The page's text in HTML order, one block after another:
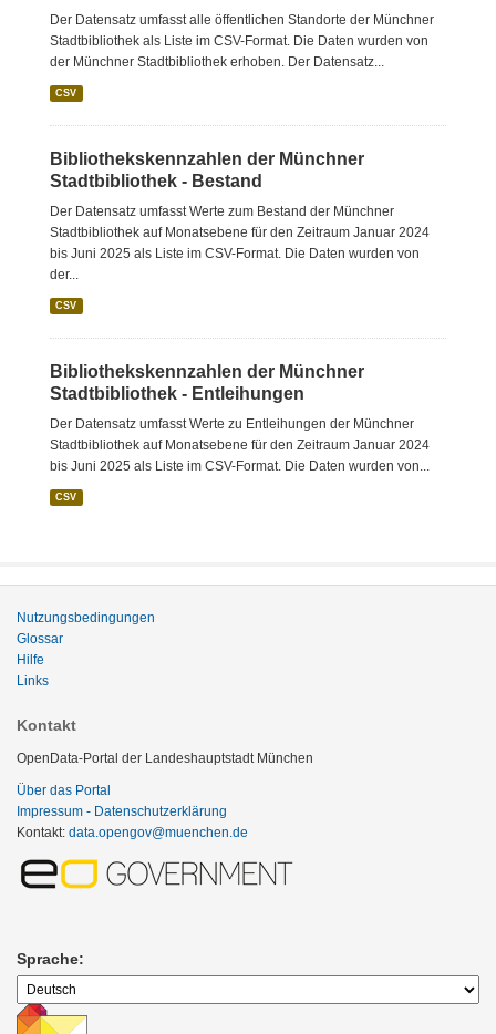
Der Datensatz umfasst alle öffentlichen Standorte der Münchner
Stadtbibliothek als Liste im CSV-Format. Die Daten wurden von
der Münchner Stadtbibliothek erhoben. Der Datensatz...
CSV
Bibliothekskennzahlen der Münchner
Stadtbibliothek - Bestand
Der Datensatz umfasst Werte zum Bestand der Münchner
Stadtbibliothek auf Monatsebene für den Zeitraum Januar 2024
bis Juni 2025 als Liste im CSV-Format. Die Daten wurden von
der...
CSV
Bibliothekskennzahlen der Münchner
Stadtbibliothek - Entleihungen
Der Datensatz umfasst Werte zu Entleihungen der Münchner
Stadtbibliothek auf Monatsebene für den Zeitraum Januar 2024
bis Juni 2025 als Liste im CSV-Format. Die Daten wurden von...
CSV
Nutzungsbedingungen
Glossar
Hilfe
Links
Kontakt
OpenData-Portal der Landeshauptstadt München
Über das Portal
Impressum - Datenschutzerklärung
Kontakt: data.opengov@muenchen.de
Sprache